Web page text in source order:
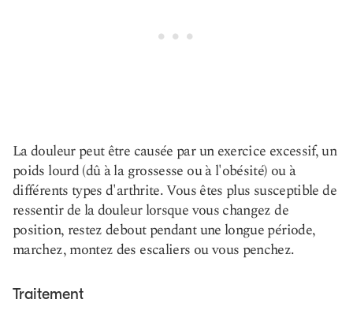
La douleur peut être causée par un exercice excessif, un
poids lourd (dû à la grossesse ou à l'obésité) ou à
différents types d'arthrite. Vous êtes plus susceptible de
ressentir de la douleur lorsque vous changez de
position, restez debout pendant une longue période,
marchez, montez des escaliers ou vous penchez.
Traitement